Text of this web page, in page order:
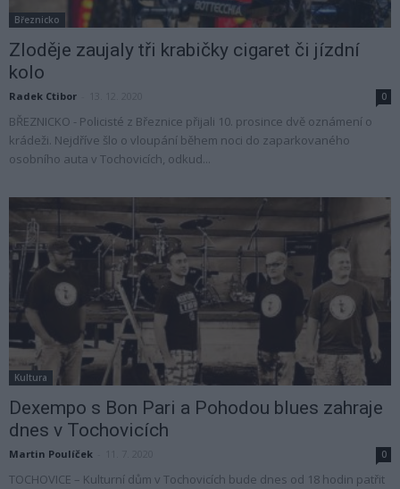
Březnicko
Zloděje zaujaly tři krabičky cigaret či jízdní
kolo
Radek Ctibor 0
BŘEZNICKO - Policisté z Březnice přijali 10. prosince dvě oznámení o
krádeži. Nejdříve šlo o vloupání během noci do zaparkovaného
osobního auta v Tochovicích, odkud...
Kultura
Dexempo s Bon Pari a Pohodou blues zahraje
dnes v Tochovicích
Martin Poulíček 0
TOCHOVICE – Kulturní dům v Tochovicích bude dnes od 18 hodin patřit